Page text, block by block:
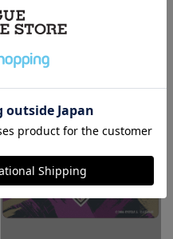
ちいかわ×Jリーグ スマホに貼れ
ンガF.C.）
440円